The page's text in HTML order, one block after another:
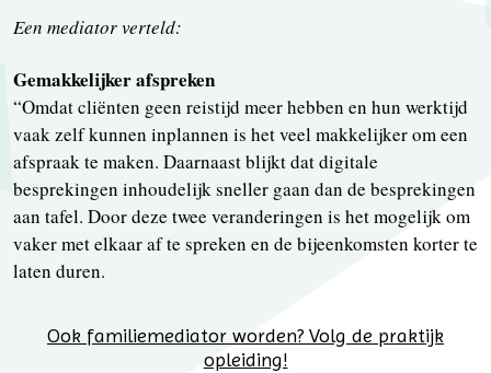
Een mediator verteld:
Gemakkelijker afspreken
“Omdat cliënten geen reistijd meer hebben en hun werktijd
vaak zelf kunnen inplannen is het veel makkelijker om een
afspraak te maken. Daarnaast blijkt dat digitale
besprekingen inhoudelijk sneller gaan dan de besprekingen
aan tafel. Door deze twee veranderingen is het mogelijk om
vaker met elkaar af te spreken en de bijeenkomsten korter te
laten duren.
Ook familiemediator worden? Volg de praktijk
opleiding!